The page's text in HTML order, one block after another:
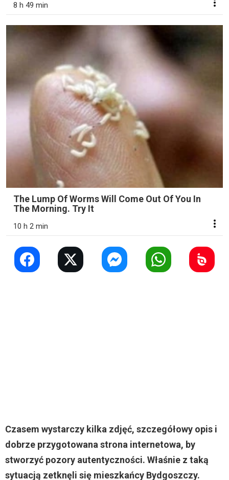
8 h 49 min
The Lump Of Worms Will Come Out Of You In
The Morning. Try It
10 h 2 min
Czasem wystarczy kilka zdjęć, szczegółowy opis i
dobrze przygotowana strona internetowa, by
stworzyć pozory autentyczności. Właśnie z taką
sytuacją zetknęli się mieszkańcy Bydgoszczy.